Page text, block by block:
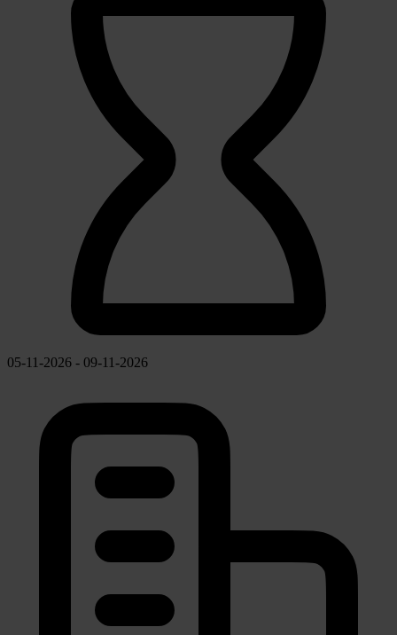
05-11-2026 - 09-11-2026